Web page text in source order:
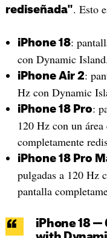
rediseñada". Esto
iPhone 18:
con Dynamic Island.
iPhone Air 2:
Hz con Dynamic
iPhone 18 Pro:
120 Hz con un
completamente
iPhone 18 Pro
pulgadas a 120 Hz
pantalla
iPhone 18 —